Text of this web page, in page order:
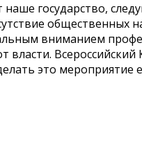
государство,
общественных
вниманием
это мероприятие